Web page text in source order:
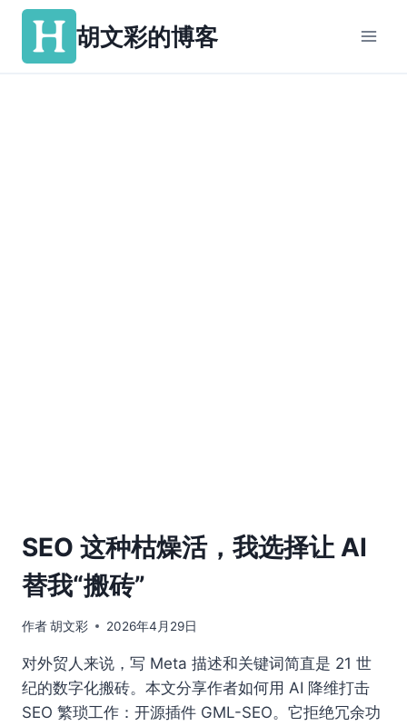
胡文彩的博客
SEO 这种枯燥活，我选择让 AI
替我“搬砖”
作者胡文彩 2026年4月29日
对外贸人来说，写 Meta 描述和关键词简直是 21 世
纪的数字化搬砖。本文分享作者如何用 AI 降维打击
SEO 繁琐工作：开源插件 GML-SEO。它拒绝冗余功